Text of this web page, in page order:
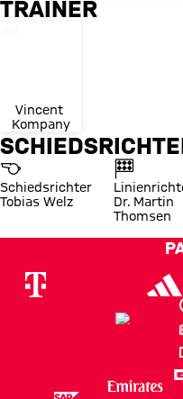
TRAINER
Vincent
Kompany
Schiedsrichter
Tobias Welz
Dr. Martin
Thomsen